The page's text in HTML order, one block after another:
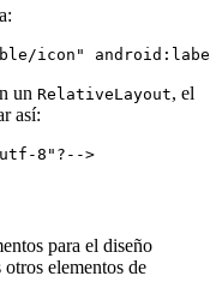
un RelativeLayout, el
así:
para el diseño
elementos de